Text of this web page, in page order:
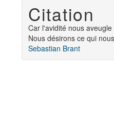
Citation
Car l'avidité nous aveugle
Nous désirons ce qui
Sebastian Brant